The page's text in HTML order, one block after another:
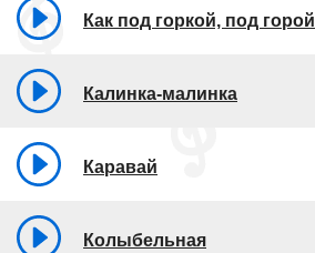
Как под горкой, под горой
Калинка-малинка
Каравай
Колыбельная